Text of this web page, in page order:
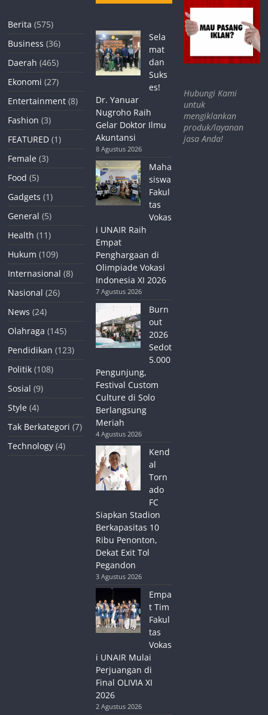
Berita (575)
Business (36)
Daerah (465)
Ekonomi (27)
Entertainment (8)
Fashion (3)
FEATURED (1)
Female (3)
Food (5)
Gadgets (1)
General (5)
Health (11)
Hukum (109)
Internasional (8)
Nasional (26)
News (24)
Olahraga (145)
Pendidikan (123)
Politik (108)
Sosial (9)
Style (4)
Tak Berkategori (7)
Technology (4)
Sela
mat
dan
Suks
es!
Dr. Yanuar
Nugroho Raih
Gelar Doktor Ilmu
Akuntansi
8 Agustus 2026
Maha
siswa
Fakul
tas
Vokas
i UNAIR Raih
Empat
Penghargaan di
Olimpiade Vokasi
Indonesia XI 2026
7 Agustus 2026
Burn
out
2026
Sedot
5.000
Pengunjung,
Festival Custom
Culture di Solo
Berlangsung
Meriah
4 Agustus 2026
Kend
al
Torn
ado
FC
Siapkan Stadion
Berkapasitas 10
Ribu Penonton,
Dekat Exit Tol
Pegandon
3 Agustus 2026
Empa
t Tim
Fakul
tas
Vokas
i UNAIR Mulai
Perjuangan di
Final OLIVIA XI
2026
2 Agustus 2026
Hubungi Kami
untuk
mengiklankan
produk/layanan
jasa Anda!